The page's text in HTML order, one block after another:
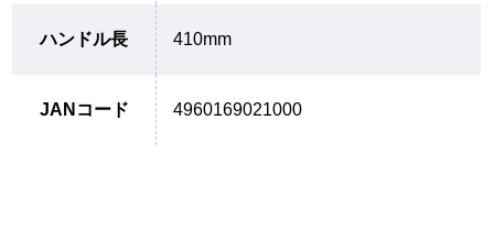
ハンドル長 410mm
JANコード 4960169021000